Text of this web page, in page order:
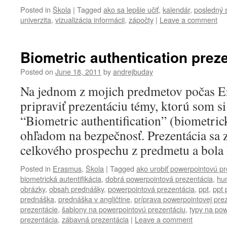
Posted in Škola | Tagged ako sa lepšie učiť, kalendár, posledný
univerzita, vizualizácia informácii, zápočty | Leave a comment
Biometric authentication
Posted on June 18, 2011 byandrejbuday
Na jednom z mojich predmetov počas
pripraviť prezentáciu témy, ktorú som
“Biometric authentification”
ohľadom na bezpečnosť. Prezentácia
celkového prospechu z predmetu a
Posted in Erasmus, Škola | Tagged ako urobiť powerpointovú
biometrická autentifikácia, dobrá powerpointová prezentácia,
obrázky, obsah prednášky, powerpointová prezentácia, ppt, ppt
prednáška, prednáška v angličtine, príprava powerpointovej
prezentácie, šablony na powerpointovú prezentáciu, typy na
prezentácia, zábavná prezentácia | Leave a comment